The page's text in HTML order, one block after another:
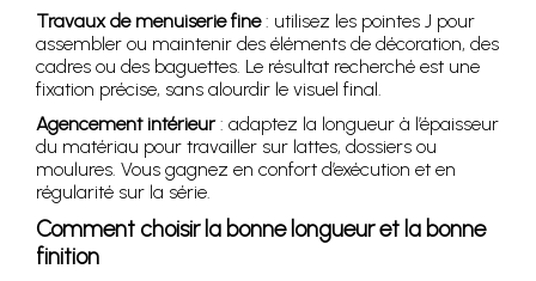
Travaux de menuiserie fine: utilisez les pointes J pour
assembler ou maintenir des éléments de décoration, des
cadres ou des baguettes. Le résultat recherché est une
fixation précise, sans alourdir le visuel final.
Agencement intérieur: adaptez la longueur à l’épaisseur
du matériau pour travailler sur lattes, dossiers ou
moulures. Vous gagnez en confort d’exécution et en
régularité sur la série.
Comment choisir la bonne longueur et la bonne
finition